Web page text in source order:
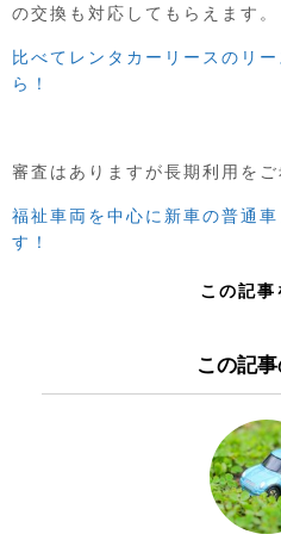
の交換も対応してもらえます。
比べてレンタカーリースのリ
ら！
審査はありますが長期利用を
福祉車両を中心に新車の普通車
す！
この記事
この記